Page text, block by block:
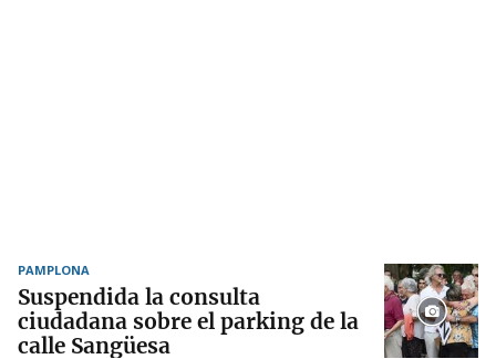
PAMPLONA
Suspendida la consulta
ciudadana sobre el parking de la
calle Sangüesa